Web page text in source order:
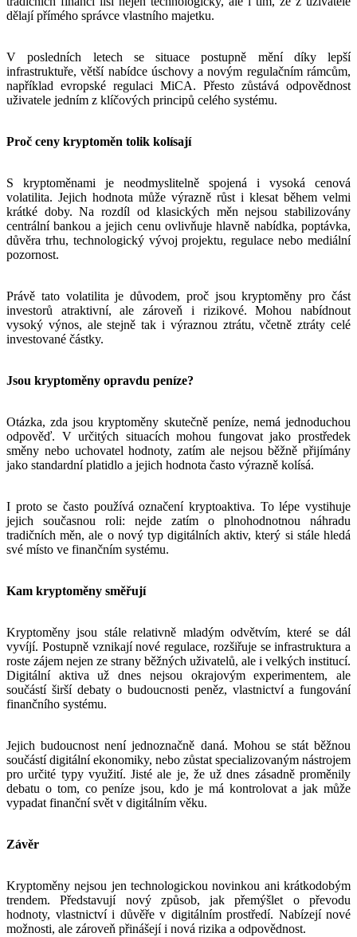
dělají přímého správce vlastního majetku.
V posledních letech se situace postupně mění díky lepší
infrastruktuře, větší nabídce úschovy a novým regulačním rámcům,
například evropské regulaci MiCA. Přesto zůstává odpovědnost
uživatele jedním z klíčových principů celého systému.
Proč ceny kryptoměn tolik kolísají
S kryptoměnami je neodmyslitelně spojená i vysoká cenová
volatilita. Jejich hodnota může výrazně růst i klesat během velmi
krátké doby. Na rozdíl od klasických měn nejsou stabilizovány
centrální bankou a jejich cenu ovlivňuje hlavně nabídka, poptávka,
důvěra trhu, technologický vývoj projektu, regulace nebo mediální
pozornost.
Právě tato volatilita je důvodem, proč jsou kryptoměny pro část
investorů atraktivní, ale zároveň i rizikové. Mohou nabídnout
vysoký výnos, ale stejně tak i výraznou ztrátu, včetně ztráty celé
investované částky.
Jsou kryptoměny opravdu peníze?
Otázka, zda jsou kryptoměny skutečně peníze, nemá jednoduchou
odpověď. V určitých situacích mohou fungovat jako prostředek
směny nebo uchovatel hodnoty, zatím ale nejsou běžně přijímány
jako standardní platidlo a jejich hodnota často výrazně kolísá.
I proto se často používá označení kryptoaktiva. To lépe vystihuje
jejich současnou roli: nejde zatím o plnohodnotnou náhradu
tradičních měn, ale o nový typ digitálních aktiv, který si stále hledá
své místo ve finančním systému.
Kam kryptoměny směřují
Kryptoměny jsou stále relativně mladým odvětvím, které se dál
vyvíjí. Postupně vznikají nové regulace, rozšiřuje se infrastruktura a
roste zájem nejen ze strany běžných uživatelů, ale i velkých institucí.
Digitální aktiva už dnes nejsou okrajovým experimentem, ale
součástí širší debaty o budoucnosti peněz, vlastnictví a fungování
finančního systému.
Jejich budoucnost není jednoznačně daná. Mohou se stát běžnou
součástí digitální ekonomiky, nebo zůstat specializovaným nástrojem
pro určité typy využití. Jisté ale je, že už dnes zásadně proměnily
debatu o tom, co peníze jsou, kdo je má kontrolovat a jak může
vypadat finanční svět v digitálním věku.
Závěr
Kryptoměny nejsou jen technologickou novinkou ani krátkodobým
trendem. Představují nový způsob, jak přemýšlet o převodu
hodnoty, vlastnictví i důvěře v digitálním prostředí. Nabízejí nové
možnosti, ale zároveň přinášejí i nová rizika a odpovědnost.